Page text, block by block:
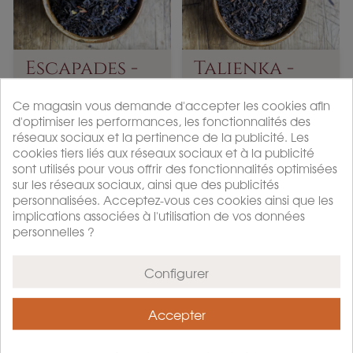
Escapades -
Parfumé
the noir parfume
P
r
i
x
À partir de 12,9 €
Acheter
Talienka -
the noir
P
r
i
x
À partir de 14,9 €
Acheter
Ce magasin vous demande d'accepter les cookies afin
d'optimiser les performances, les fonctionnalités des
réseaux sociaux et la pertinence de la publicité. Les
cookies tiers liés aux réseaux sociaux et à la publicité
sont utilisés pour vous offrir des fonctionnalités optimisées
sur les réseaux sociaux, ainsi que des publicités
personnalisées. Acceptez-vous ces cookies ainsi que les
implications associées à l'utilisation de vos données
personnelles ?
Configurer
Accepter